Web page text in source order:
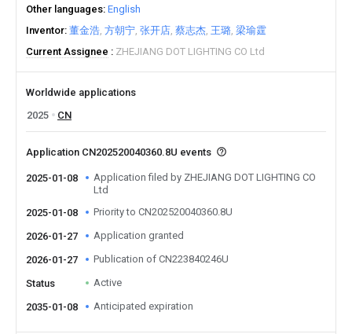
Other languages English
Inventor 董金浩 方朝宁 张开店 蔡志杰 王璐 梁瑜霆
Current Assignee
ZHEJIANG DOT LIGHTING CO Ltd
Worldwide applications
2025
CN
Application CN202520040360.8U events
2025-01-08
Application filed by ZHEJIANG DOT LIGHTING CO
Ltd
2025-01-08
Priority to CN202520040360.8U
2026-01-27 Application granted
2026-01-27 Publication of CN223840246U
Status Active
2035-01-08 Anticipated expiration